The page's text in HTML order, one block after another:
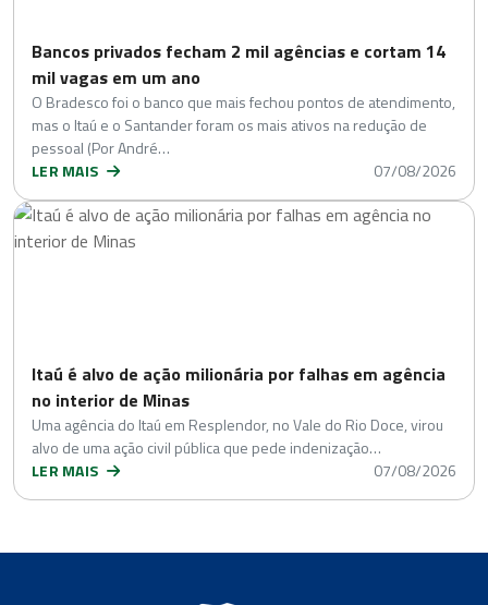
Bancos privados fecham 2 mil agências e cortam 14
mil vagas em um ano
O Bradesco foi o banco que mais fechou pontos de atendimento,
mas o Itaú e o Santander foram os mais ativos na redução de
pessoal (Por André…
LER MAIS
07/08/2026
Itaú é alvo de ação milionária por falhas em agência
no interior de Minas
Uma agência do Itaú em Resplendor, no Vale do Rio Doce, virou
alvo de uma ação civil pública que pede indenização…
LER MAIS
07/08/2026